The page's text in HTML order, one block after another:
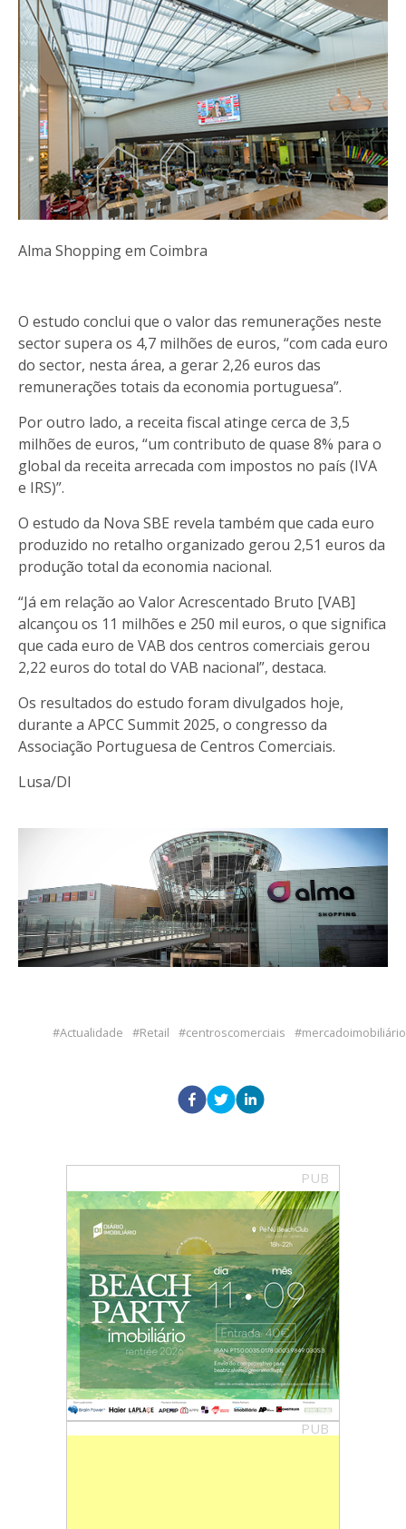
Alma Shopping em Coimbra
O estudo conclui que o valor das remunerações neste
sector supera os 4,7 milhões de euros, “com cada euro
do sector, nesta área, a gerar 2,26 euros das
remunerações totais da economia portuguesa”.
Por outro lado, a receita fiscal atinge cerca de 3,5
milhões de euros, “um contributo de quase 8% para o
global da receita arrecada com impostos no país (IVA
e IRS)”.
O estudo da Nova SBE revela também que cada euro
produzido no retalho organizado gerou 2,51 euros da
produção total da economia nacional.
“Já em relação ao Valor Acrescentado Bruto [VAB]
alcançou os 11 milhões e 250 mil euros, o que significa
que cada euro de VAB dos centros comerciais gerou
2,22 euros do total do VAB nacional”, destaca.
Os resultados do estudo foram divulgados hoje,
durante a APCC Summit 2025, o congresso da
Associação Portuguesa de Centros Comerciais.
Lusa/DI
Actualidade Retail centroscomerciais mercadoimobiliário
PUB
PUB